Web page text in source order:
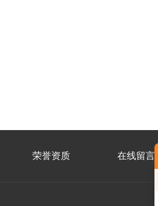
荣誉资质 在线留言